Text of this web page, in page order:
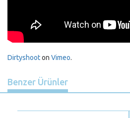
Dirtyshooton Vimeo.
Benzer Ürünler